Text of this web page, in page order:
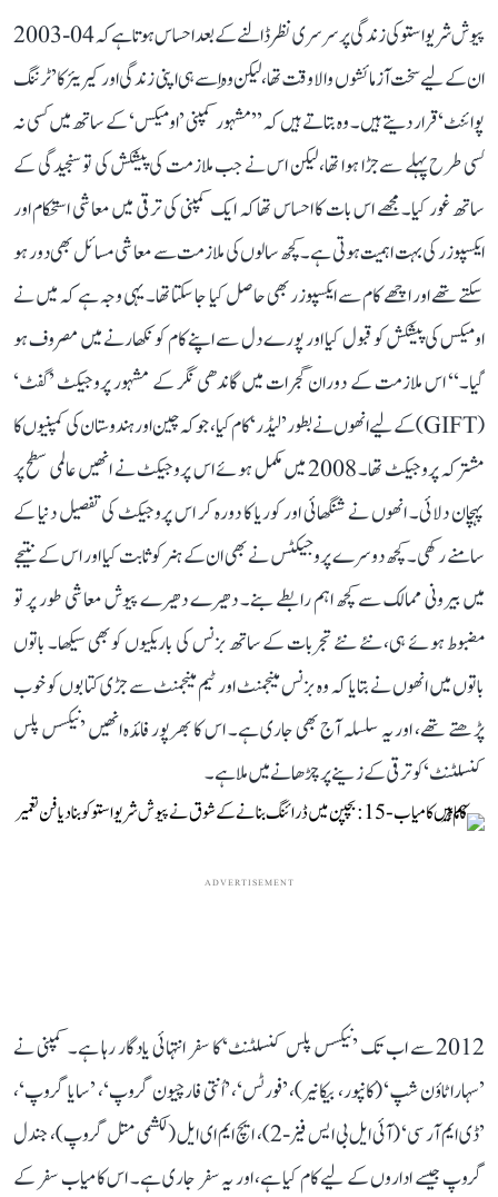
پیوش شریواستو کی زندگی پر سرسری نظر ڈالنے کے بعد احساس ہوتا ہے کہ 04-2003
ان کے لیے سخت آزمائشوں والا وقت تھا، لیکن وہ اِسے ہی اپنی زندگی اور کیریئر کا ’ٹرننگ
پوائنٹ‘ قرار دیتے ہیں۔ وہ بتاتے ہیں کہ ’’مشہور کمپنی ’اومیکس‘ کے ساتھ میں کسی نہ
کسی طرح پہلے سے جڑا ہوا تھا، لیکن اس نے جب ملازمت کی پیشکش کی تو سنجیدگی کے
ساتھ غور کیا۔ مجھے اس بات کا احساس تھا کہ ایک کمپنی کی ترقی میں معاشی استحکام اور
ایکسپوزر کی بہت اہمیت ہوتی ہے۔ کچھ سالوں کی ملازمت سے معاشی مسائل بھی دور ہو
سکتے تھے اور اچھے کام سے ایکسپوزر بھی حاصل کیا جا سکتا تھا۔ یہی وجہ ہے کہ میں نے
اومیکس کی پیشکش کو قبول کیا اور پورے دل سے اپنے کام کو نکھارنے میں مصروف ہو
گیا۔‘‘ اس ملازمت کے دوران گجرات میں گاندھی نگر کے مشہور پروجیکٹ ’گفٹ‘
(GIFT) کے لیے انھوں نے بطور ’لیڈر‘ کام کیا، جو کہ چین اور ہندوستان کی کمپنیوں کا
مشترکہ پروجیکٹ تھا۔ 2008 میں مکمل ہوئے اس پروجیکٹ نے انھیں عالمی سطح پر
پہچان دلائی۔ انھوں نے شنگھائی اور کوریا کا دورہ کر اس پروجیکٹ کی تفصیل دنیا کے
سامنے رکھی۔ کچھ دوسرے پروجیکٹس نے بھی ان کے ہنر کو ثابت کیا اور اس کے نتیجے
میں بیرونی ممالک سے کچھ اہم رابطے بنے۔ دھیرے دھیرے پیوش معاشی طور پر تو
مضبوط ہوئے ہی، نئے نئے تجربات کے ساتھ بزنس کی باریکیوں کو بھی سیکھا۔ باتوں
باتوں میں انھوں نے بتایا کہ وہ بزنس مینجمنٹ اور ٹیم مینجمنٹ سے جڑی کتابوں کو خوب
پڑھتے تھے، اور یہ سلسلہ آج بھی جاری ہے۔ اس کا بھرپور فائدہ انھیں ’نیکسس پلس
کنسلٹنٹ‘ کو ترقی کے زینے پر چڑھانے میں ملا ہے۔
ADVERTISEMENT
2012 سے اب تک ’نیکسس پلس کنسلٹنٹ‘ کا سفر انتہائی یادگار رہا ہے۔ کمپنی نے
’سہارا ٹاؤن شپ‘ (کانپور، بیکانیر)، ’فورٹس‘، ’اُنتی فارچیون گروپ‘، ’سایا گروپ‘،
’ڈی ایم آر سی‘ (آئی ایل بی ایس فیز-2)، ایچ ایم ای ایل (لکشمی متل گروپ)، جندل
گروپ جیسے اداروں کے لیے کام کیا ہے، اور یہ سفر جاری ہے۔ اس کامیاب سفر کے